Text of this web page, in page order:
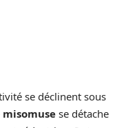
se déclinent sous
misomuse se détache